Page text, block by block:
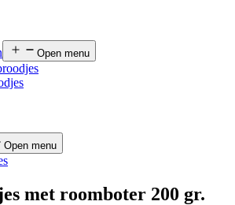
Open menu
Open menu
met roomboter 200 gr.